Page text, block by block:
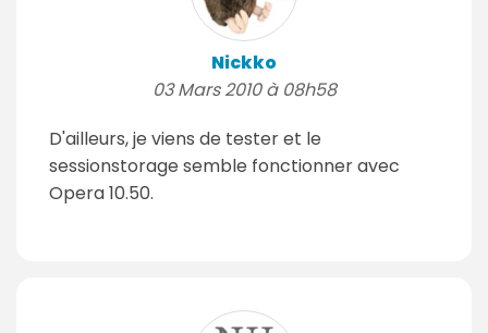
Nickko
03 Mars 2010 à 08h58
D'ailleurs, je viens de tester et le
sessionstorage semble fonctionner avec
Opera 10.50.